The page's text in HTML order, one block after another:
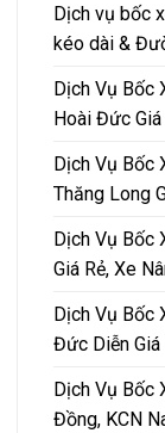
Dịch vụ bốc
kéo dài &
Dịch Vụ Bốc
Hoài Đức
Dịch Vụ Bốc
Thăng Long
Dịch Vụ Bốc
Giá Rẻ, Xe
Dịch Vụ Bốc
Đức Diễn
Dịch Vụ Bốc
Đồng, KCN